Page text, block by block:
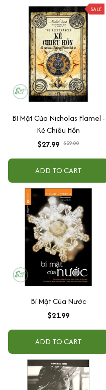
SALE
Bí Mật Của Nicholas Flamel -
Kẻ Chiêu Hồn
$27.99 $29.00
ADD TO CART
Bí Mật Của Nước
$21.99
ADD TO CART